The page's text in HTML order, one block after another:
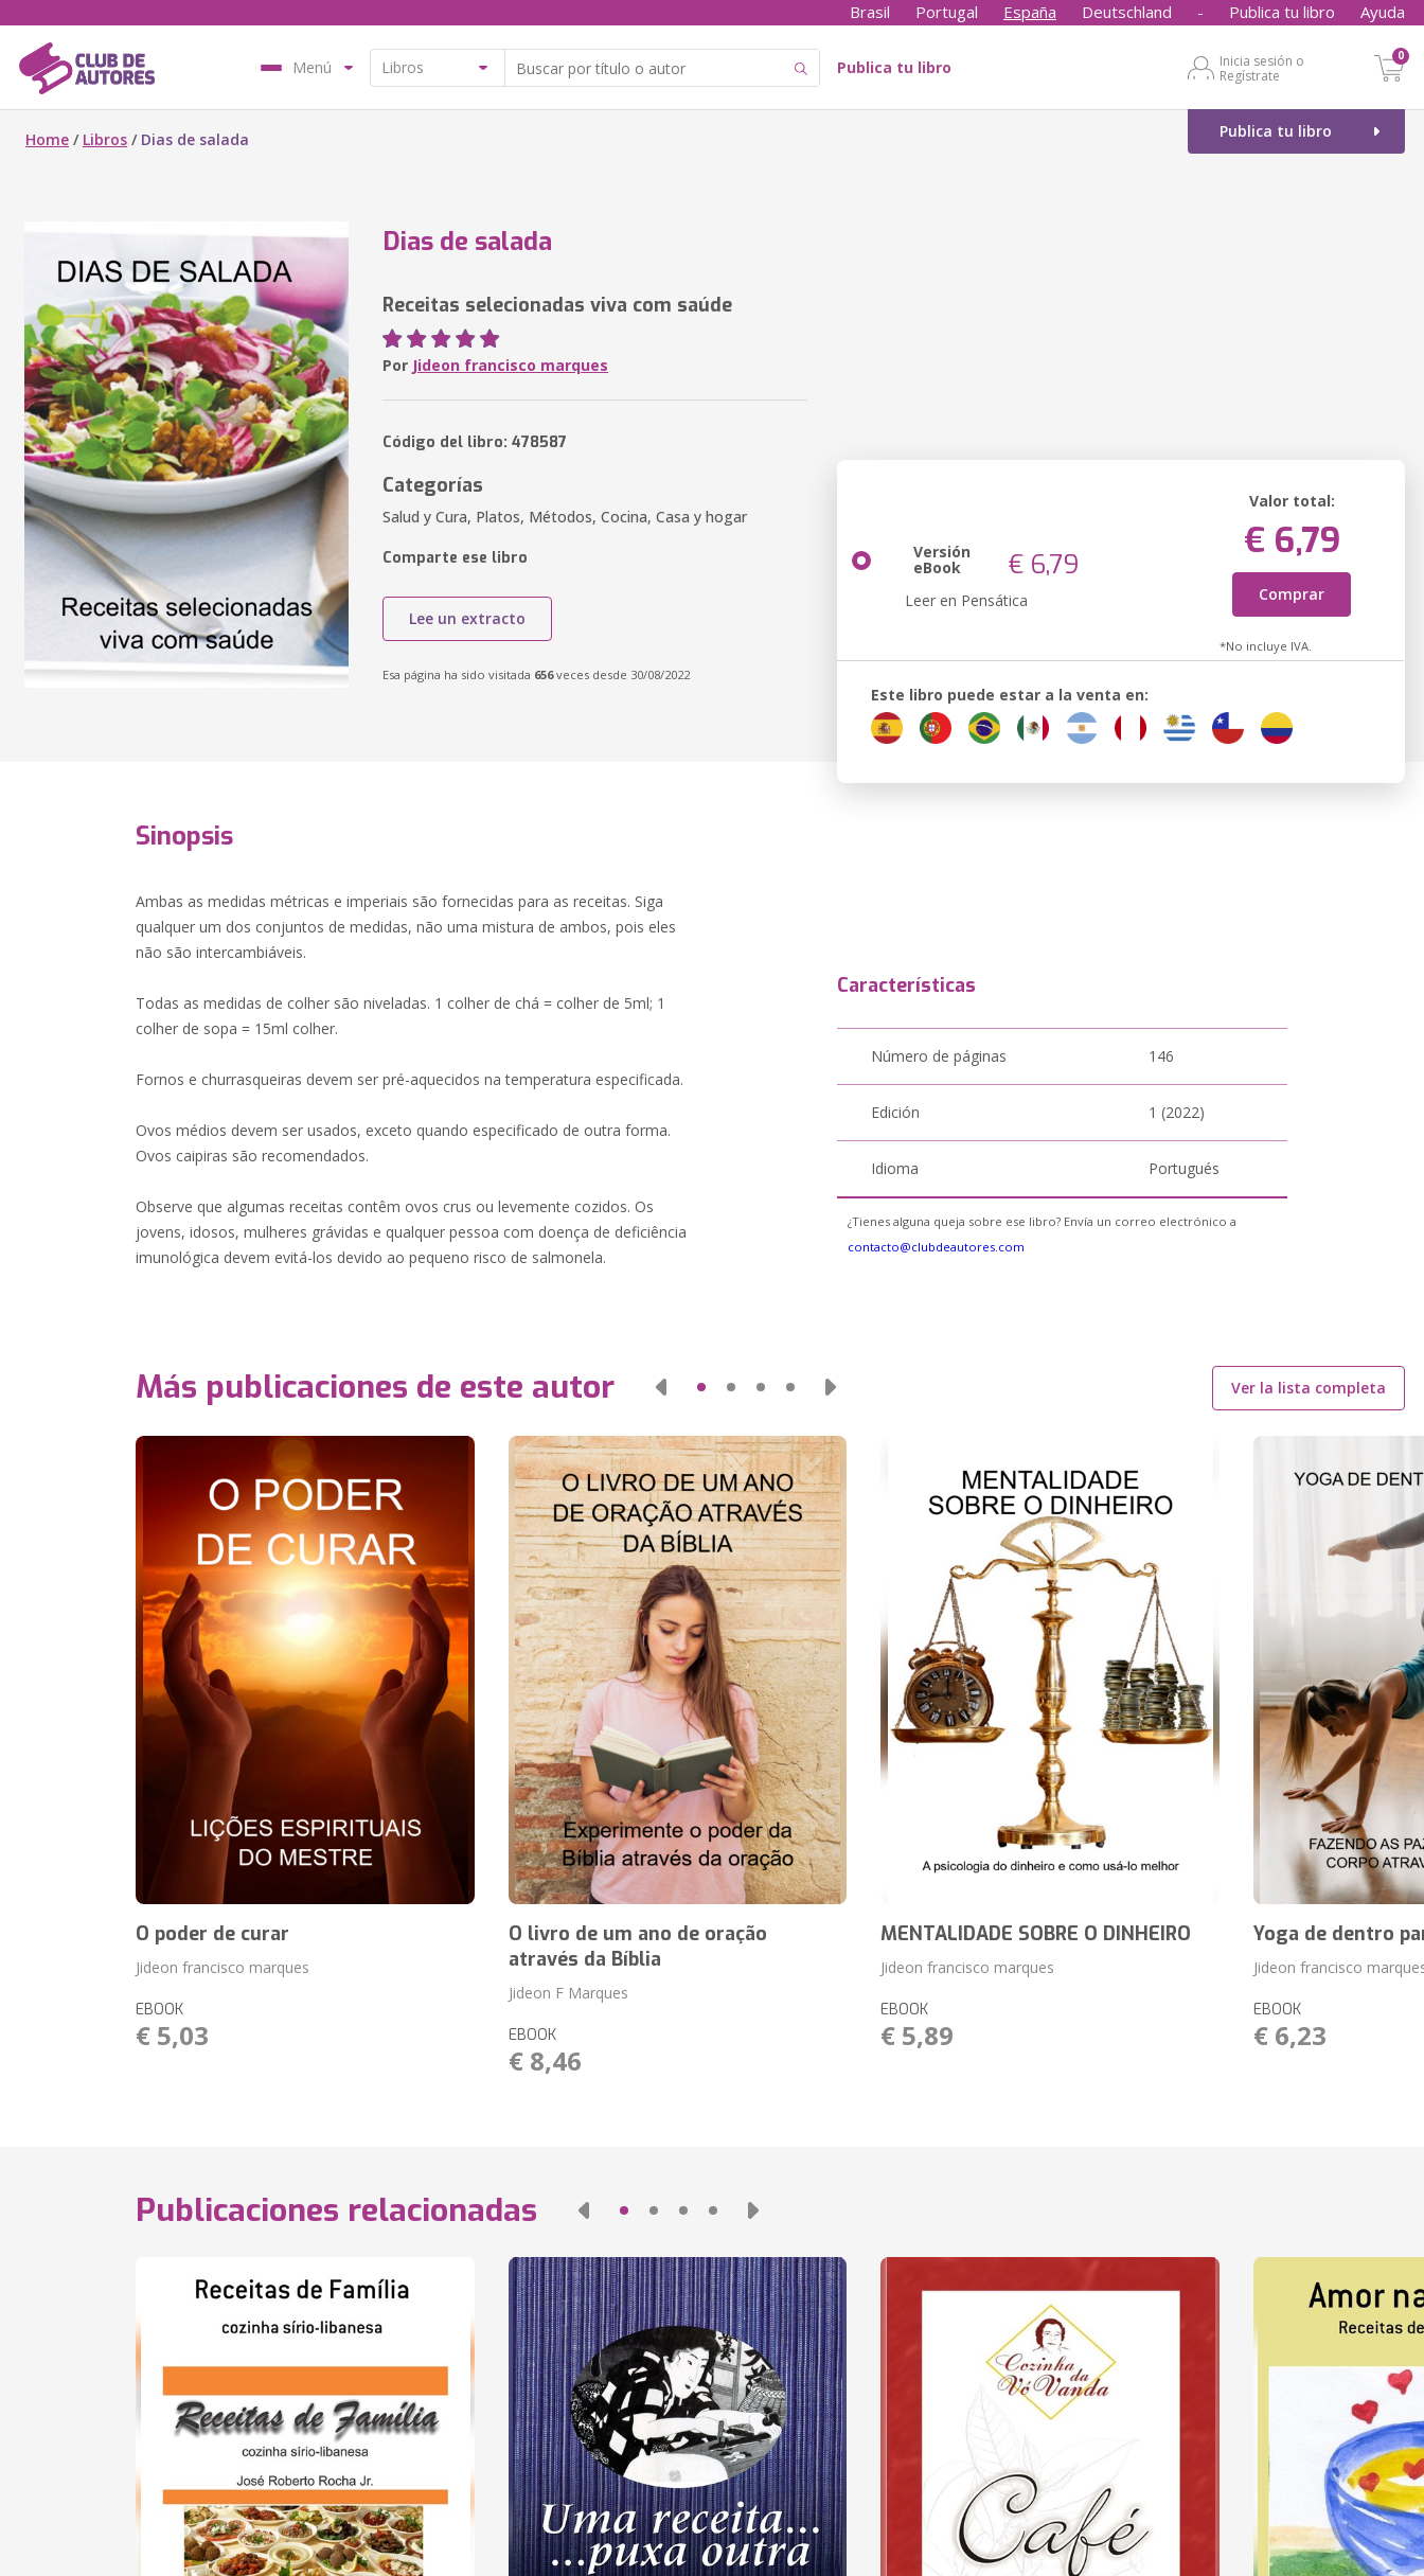
Brasil Portugal España Deutschland - Publica tu libro Ayuda
Menú Publica tu libro
Inicia sesión o
Regístrate
0
Publica tu libro
Home / Libros / Dias de salada
Dias de salada
Receitas selecionadas viva com saúde
Por Jideon francisco marques
Código del libro: 478587
Categorías
Salud y Cura, Platos, Métodos, Cocina, Casa y hogar
Comparte ese libro
Lee un extracto
Esa página ha sido visitada 656veces desde 30/08/2022
Versión
eBook € 6,79
Leer en Pensática
Valor total:
€ 6,79
Comprar
*No incluye IVA.
Este libro puede estar a la venta en:
Sinopsis
Ambas as medidas métricas e imperiais são fornecidas para as receitas. Siga
qualquer um dos conjuntos de medidas, não uma mistura de ambos, pois eles
não são intercambiáveis.
Todas as medidas de colher são niveladas. 1 colher de chá = colher de 5ml; 1
colher de sopa = 15ml colher.
Fornos e churrasqueiras devem ser pré-aquecidos na temperatura especificada.
Ovos médios devem ser usados, exceto quando especificado de outra forma.
Ovos caipiras são recomendados.
Observe que algumas receitas contêm ovos crus ou levemente cozidos. Os
jovens, idosos, mulheres grávidas e qualquer pessoa com doença de deficiência
imunológica devem evitá-los devido ao pequeno risco de salmonela.
Características
Número de páginas 146
Edición 1 (2022)
Idioma Portugués
¿Tienes alguna queja sobre ese libro? Envía un correo electrónico a
contacto@clubdeautores.com
Más publicaciones de este autor Ver la lista completa
O poder de curar
Jideon francisco marques
EBOOK
€ 5,03
O livro de um ano de oração
através da Bíblia
Jideon F Marques
EBOOK
€ 8,46
MENTALIDADE SOBRE O DINHEIRO
Jideon francisco marques
EBOOK
€ 5,89
Yoga de dentro
Jideon francisco
EBOOK
€ 6,23
Publicaciones relacionadas